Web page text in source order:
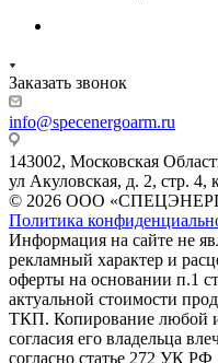
Заказать звонок
info@specenergoarm.ru
143002, Московская
ул Акуловская, д. 2, стр. 4,
© 2026 ООО
Политика
Информация на сайте не
рекламный характер и
оферты на основании п.1
актуальной стоимости
ТКП. Копирование любой
согласия его владельца
согласно статье 272 УК РФ